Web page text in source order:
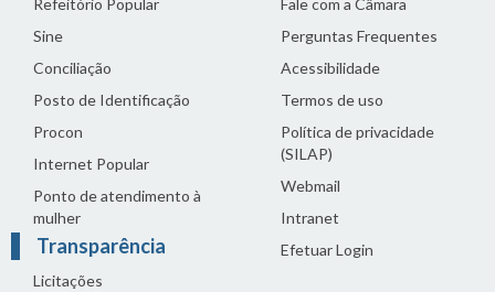
Refeitório Popular
Sine
Conciliação
Posto de Identificação
Procon
Internet Popular
Ponto de atendimento à
mulher
Transparência
Licitações
Fale com a Câmara
Perguntas Frequentes
Acessibilidade
Termos de uso
Política de privacidade
(SILAP)
Webmail
Intranet
Efetuar Login